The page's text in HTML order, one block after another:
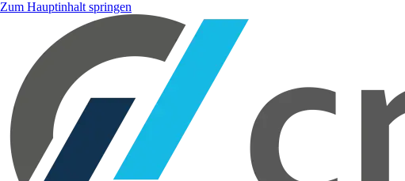
Zum Hauptinhalt springen